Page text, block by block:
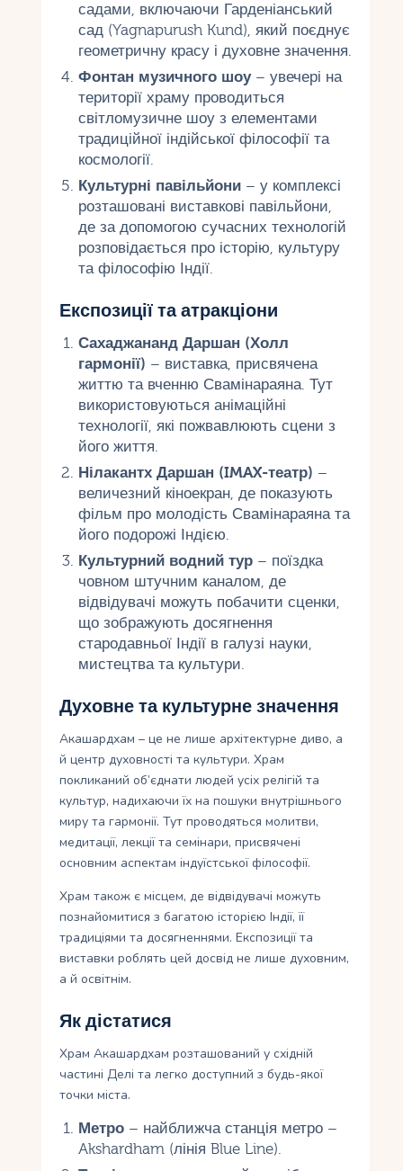
садами, включаючи Гарденіанський
сад (Yagnapurush Kund), який поєднує
геометричну красу і духовне значення.
Фонтан музичного шоу– увечері на
території храму проводиться
світломузичне шоу з елементами
традиційної індійської філософії та
космології.
Культурні павільйони– у комплексі
розташовані виставкові павільйони,
де за допомогою сучасних технологій
розповідається про історію, культуру
та філософію Індії.
Експозиції та атракціони
Сахаджананд Даршан (Холл
гармонії) – виставка, присвячена
життю та вченню Свамінараяна. Тут
використовуються анімаційні
технології, які пожвавлюють сцени з
його життя.
Нілакантх Даршан (IMAX-театр) –
величезний кіноекран, де показують
фільм про молодість Свамінараяна та
його подорожі Індією.
Культурний водний тур– поїздка
човном штучним каналом, де
відвідувачі можуть побачити сценки,
що зображують досягнення
стародавньої Індії в галузі науки,
мистецтва та культури.
Духовне та культурне значення
Акашардхам – це не лише архітектурне диво, а
й центр духовності та культури. Храм
покликаний об’єднати людей усіх релігій та
культур, надихаючи їх на пошуки внутрішнього
миру та гармонії. Тут проводяться молитви,
медитації, лекції та семінари, присвячені
основним аспектам індуїстської філософії.
Храм також є місцем, де відвідувачі можуть
познайомитися з багатою історією Індії, її
традиціями та досягненнями. Експозиції та
виставки роблять цей досвід не лише духовним,
а й освітнім.
Як дістатися
Храм Акашардхам розташований у східній
частині Делі та легко доступний з будь-якої
точки міста.
Метро– найближча станція метро –
Akshardham (лінія Blue Line).